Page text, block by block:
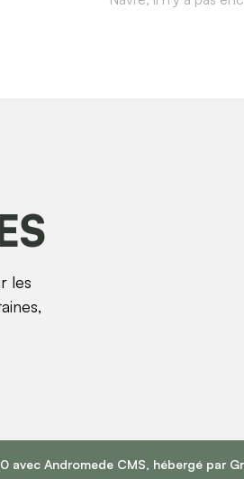
les
avec Andromede CMS, hébergé par